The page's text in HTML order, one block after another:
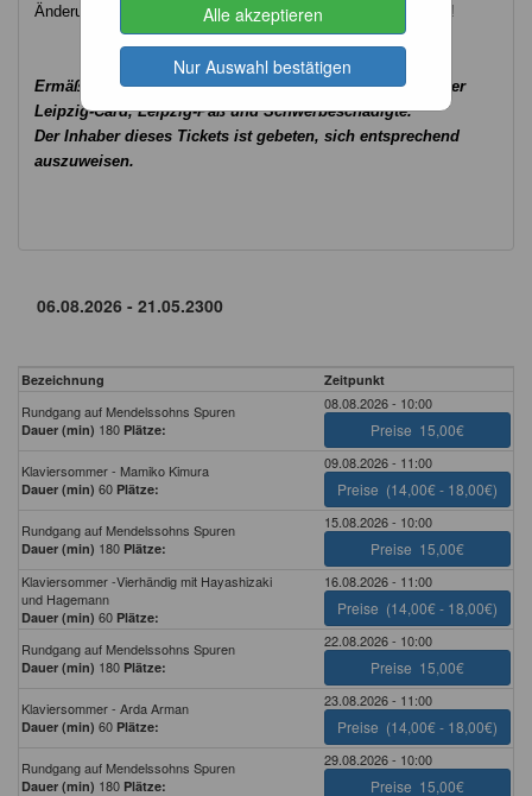
Alle akzeptieren
Nur Auswahl bestätigen
Änderungen zu den Veranstaltungsinhalten sind vorbehalten !
Ermäßigung erhalten Schüler, Studenten, Rentner, Inhaber
Leipzig-Card, Leipzig-Paß und Schwerbeschädigte.
Der Inhaber dieses Tickets ist gebeten, sich entsprechend
auszuweisen.
Bezeichnung Zeitpunkt
Rundgang auf Mendelssohns Spuren
Dauer (min) 180 Plätze:
08.08.2026 - 10:00
Preise 15,00€
Klaviersommer - Mamiko Kimura
Dauer (min) 60 Plätze:
09.08.2026 - 11:00
Preise (14,00€ - 18,00€)
Rundgang auf Mendelssohns Spuren
Dauer (min) 180 Plätze:
15.08.2026 - 10:00
Preise 15,00€
Klaviersommer -Vierhändig mit Hayashizaki
und Hagemann
Dauer (min) 60 Plätze:
16.08.2026 - 11:00
Preise (14,00€ - 18,00€)
Rundgang auf Mendelssohns Spuren
Dauer (min) 180 Plätze:
22.08.2026 - 10:00
Preise 15,00€
Klaviersommer - Arda Arman
Dauer (min) 60 Plätze:
23.08.2026 - 11:00
Preise (14,00€ - 18,00€)
Rundgang auf Mendelssohns Spuren
Dauer (min) 180 Plätze:
29.08.2026 - 10:00
Preise 15,00€